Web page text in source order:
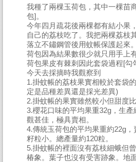
我種了兩棵玉荷包，其中一棵苗
包]。
今年四月疏花後兩棵都有結小果
自己的荔枝吃了。我把兩棵荔枝
落立不鏽鋼管後用蚊帳保護起來
荷包因為結果數很少就只用手上
荷包果皮有棘刺因此套袋過程[勾
今天去採摘時我觀察到
1.掛蚊帳的荔枝果實相較於套袋
定是品種差異還是採光差異)
2.掛蚊帳的果實雖然較小但甜度
3.櫻花口味的平均果重32g，生
觀甚佳，極具賣相。
4.傳統玉荷包的平均果重約22g，
籽粒小。總產量約120粒。
5.掛蚊帳的裡面沒有荔枝細蛾但
椿象。葉子也沒有受害跡象。地